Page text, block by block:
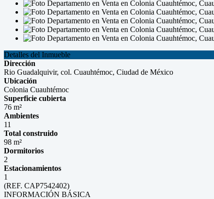
Detalles del Inmueble
Dirección
Rio Guadalquivir, col. Cuauhtémoc, Ciudad de México
Ubicación
Colonia Cuauhtémoc
Superficie cubierta
76 m²
Ambientes
11
Total construido
98 m²
Dormitorios
2
Estacionamientos
1
(REF. CAP7542402)
INFORMACIÓN BÁSICA